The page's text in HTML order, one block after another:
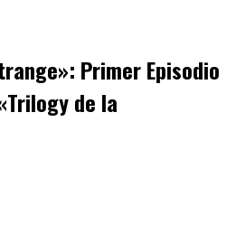
Primer Episodio
de la